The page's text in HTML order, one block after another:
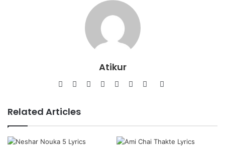
Atikur
WebsiteFacebook
TwitterLinkedInYouTubePinterestInstagram
SoundCloud
Related Articles